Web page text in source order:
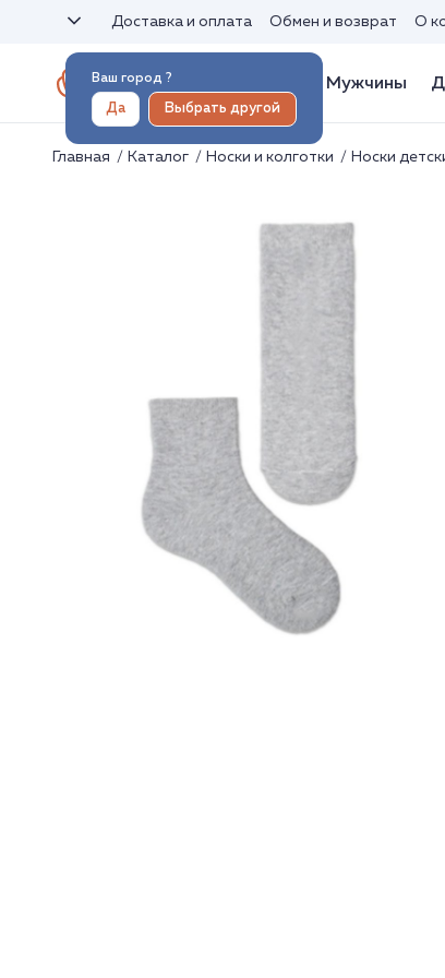
Ваш город ?
Да Выбрать другой
Доставка и оплата Обмен и возврат О
Мужчины
Главная Каталог Носки и колготки Носки